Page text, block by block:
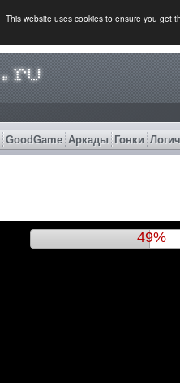
This website uses cookies to ensure you get
GoodGame Аркады Гонки
52%